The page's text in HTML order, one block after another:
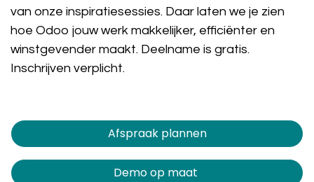
van onze inspiratiesessies. Daar laten we je zien
hoe Odoo jouw werk makkelijker, efficiënter en
winstgevender maakt. Deelname is gratis.
Inschrijven verplicht.
Afspraak plannen​​​​
Demo op maat